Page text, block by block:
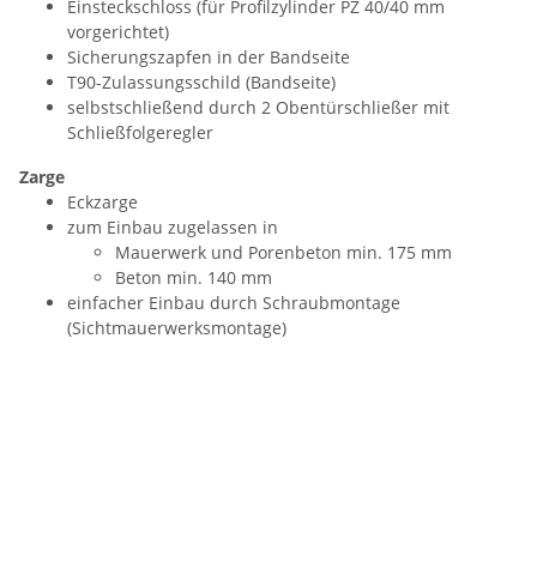
Einsteckschloss (für Profilzylinder PZ 40/40 mm
vorgerichtet)
Sicherungszapfen in der Bandseite
T90-Zulassungsschild (Bandseite)
selbstschließend durch 2 Obentürschließer mit
Schließfolgeregler
Zarge
Eckzarge
zum Einbau zugelassen in
Mauerwerk und Porenbeton min. 175 mm
Beton min. 140 mm
einfacher Einbau durch Schraubmontage
(Sichtmauerwerksmontage)